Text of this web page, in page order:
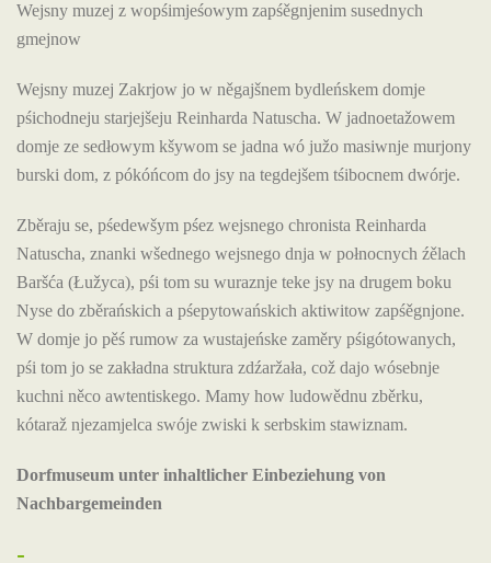
Wejsny muzej z wopśimjeśowym zapśěgnjenim susednych
gmejnow
Wejsny muzej Zakrjow jo w něgajšnem bydleńskem domje
pśichodneju starjejšeju Reinharda Natuscha. W jadnoetažowem
domje ze sedłowym kšywom se jadna wó južo masiwnje murjony
burski dom, z pókóńcom do jsy na tegdejšem tśibocnem dwórje.
Zběraju se, pśedewšym pśez wejsnego chronista Reinharda
Natuscha, znanki wšednego wejsnego dnja w połnocnych źělach
Baršća (Łužyca), pśi tom su wuraznje teke jsy na drugem boku
Nyse do zběrańskich a pśepytowańskich aktiwitow zapśěgnjone.
W domje jo pěś rumow za wustajeńske zaměry pśigótowanych,
pśi tom jo se zakładna struktura zdźaržała, což dajo wósebnje
kuchni něco awtentiskego. Mamy how ludowědnu zběrku,
kótaraž njezamjelca swóje zwiski k serbskim stawiznam.
Dorfmuseum unter inhaltlicher Einbeziehung von
Nachbargemeinden
-